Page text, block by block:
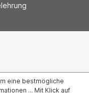
eine bestmögliche
... Mit Klick auf